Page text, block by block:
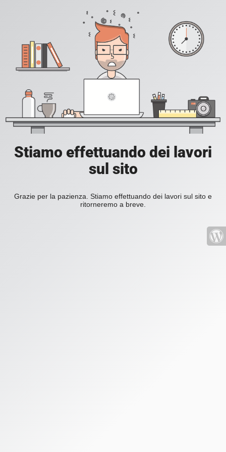
Stiamo effettuando dei lavori
sul sito
Grazie per la pazienza. Stiamo effettuando dei lavori sul sito e
ritorneremo a breve.